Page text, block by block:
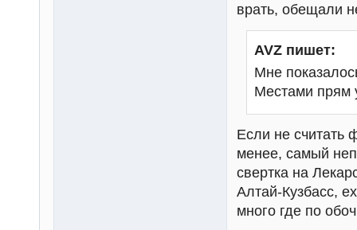
врать, обещали
AVZ пишет:
Мне
Местами прям
Если не считать
менее, самый
свертка на
Алтай-Кузбасс,
много где по